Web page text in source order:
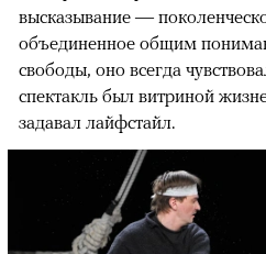
высказывание —
объединенное общим
свободы, оно всегда
спектакль был витриной
задавал лайфстайл.